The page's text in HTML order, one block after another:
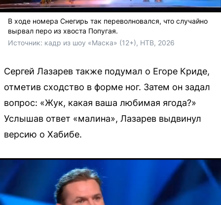
В ходе номера Снегирь так переволновался, что случайно
вырвал перо из хвоста Попугая.
Источник: кадр из шоу «Маска» (12+), НТВ, 2026
Сергей Лазарев также подумал о Егоре Криде,
отметив сходство в форме ног. Затем он задал
вопрос: «Жук, какая ваша любимая ягода?»
Услышав ответ «малина», Лазарев выдвинул
версию о Хабибе.